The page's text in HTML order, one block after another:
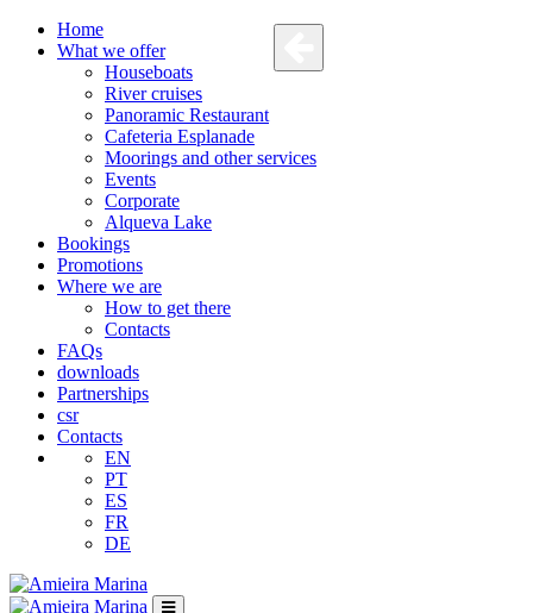
Home
What we offer
Houseboats
River cruises
Panoramic Restaurant
Cafeteria Esplanade
Moorings and other services
Events
Corporate
Alqueva Lake
Bookings
Promotions
Where we are
How to get there
Contacts
FAQs
downloads
Partnerships
csr
Contacts
EN
PT
ES
FR
DE